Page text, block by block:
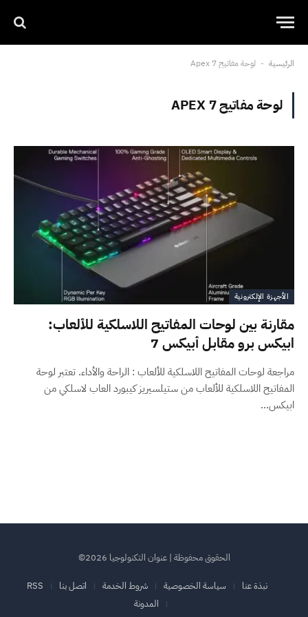
الرئيسية - لوحة مفاتيح Apex 7
لوحة مفاتيح APEX 7
الأجهزة الإلكترونية
مقارنة بين لوحات المفاتيح اللاسلكية للألعاب:
ابيكس برو مقابل أبيكس 7
مراجعة لوحات المفاتيح اللاسلكية للألعاب : الراحة والأداء. تعتبر لوحة
المفاتيح اللاسلكية للألعاب من ستيلسيريز كيبورد العاب لاسلكي من
ابيكس…
الحقوق محفوظة | عنوان التكنولوجيا 2026©
نبذة عنا سياسة الخصوصية شروط الخدمة اتصل بنا
RSS
المدونة